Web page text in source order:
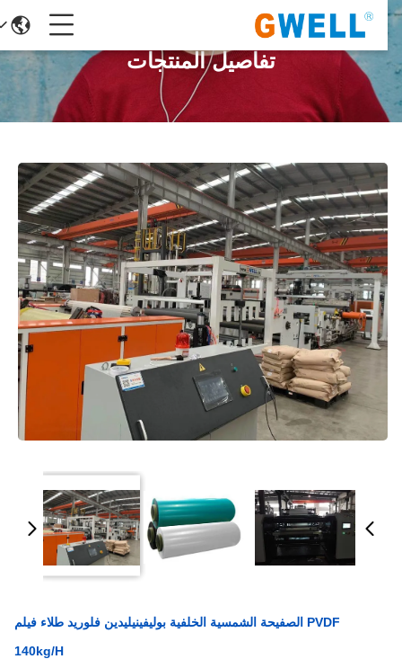
تفاصيل المنتجات
PVDF الصفيحة الشمسية الخلفية بوليفينيليدين فلوريد طلاء فيلم
140kg/H